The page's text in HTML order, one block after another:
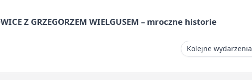
Z GRZEGORZEM WIELGUSEM – mroczne historie
Kolejne wydarzenia